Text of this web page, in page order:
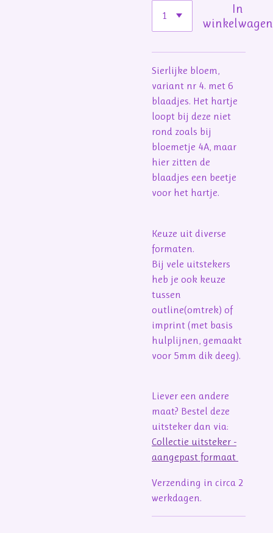
In
winkelwagen
Sierlijke bloem,
variant nr 4. met 6
blaadjes. Het hartje
loopt bij deze niet
rond zoals bij
bloemetje 4A, maar
hier zitten de
blaadjes een beetje
voor het hartje.
Keuze uit diverse
formaten.
Bij vele uitstekers
heb je ook keuze
tussen
outline(omtrek) of
imprint (met basis
hulplijnen, gemaakt
voor 5mm dik deeg).
Liever een andere
maat? Bestel deze
uitsteker dan via:
Collectie uitsteker -
aangepast formaat
Verzending in circa 2
werkdagen.